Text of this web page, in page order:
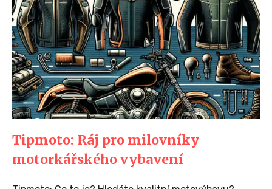
Tipmoto: Ráj pro milovníky
motorkářského vybavení